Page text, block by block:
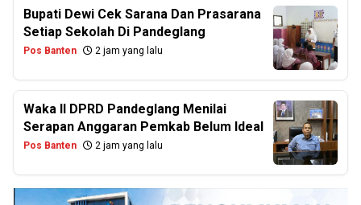
Bupati Dewi Cek Sarana Dan Prasarana
Setiap Sekolah Di Pandeglang
Pos Banten 2 jam yang lalu
Waka II DPRD Pandeglang Menilai
Serapan Anggaran Pemkab Belum Ideal
Pos Banten 2 jam yang lalu